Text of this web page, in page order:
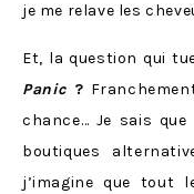
je me relave les
Et, la question qui
Panic ?
chance… Je sais
boutiques
j’imagine que tout